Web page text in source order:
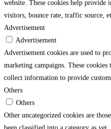
website. These cookies help
visitors, bounce rate, traffic source,
Advertisement
Advertisement
Advertisement cookies are used to
marketing campaigns. These cookies
collect information to provide
Others
Others
Other uncategorized cookies are